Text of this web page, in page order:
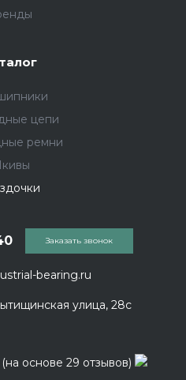
цепи
ремни
bearing.ru
улица, 28с
Заказать звонок
основе 29 отзывов)